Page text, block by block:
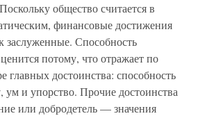
общество считается в
финансовые достижения
заслуженные. Способность
потому, что отражает по
главных достоинства: способность
ум и упорство. Прочие достоинства
или добродетель — значения